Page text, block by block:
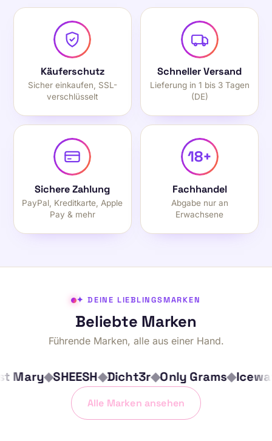
Käuferschutz
Sicher einkaufen, SSL-
verschlüsselt
Schneller Versand
Lieferung in 1 bis 3 Tagen
(DE)
Sichere Zahlung
PayPal, Kreditkarte, Apple
Pay & mehr
18+
Fachhandel
Abgabe nur an
Erwachsene
✦ DEINE LIEBLINGSMARKEN
Beliebte Marken
Führende Marken, alle aus einer Hand.
◆SHEESH◆Dicht3r◆Only Grams◆Icewave
Alle Marken ansehen